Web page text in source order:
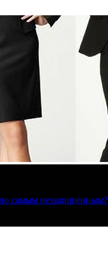
по самым незащищённым?